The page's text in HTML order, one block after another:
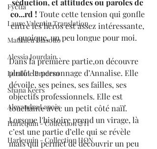
Fyctia
Laure Valentin Translation
Matthieu Biasotto
Alessia Jourdain
Loraline Bradern
Shana Keers
Alexandra Lanoix
Harlequin - Collection &H
Harlequin - Collection HQN
co...rd ! Toute cette tension qui gonfle
entre les héros est assez intéressante,
quoique, un peu longue pour moi.
Dans la première partie,on découvre
plutôt le personnage d’Annalise. Elle
dévoile, ses peines, ses failles, ses
objectifs professionnels. Elle est
touchante avec un petit côté naïf.
Lorsque l'histoire prend un virage, là
c’est une partie d’elle qui se révèle
mais qui permet de découvrir un peu